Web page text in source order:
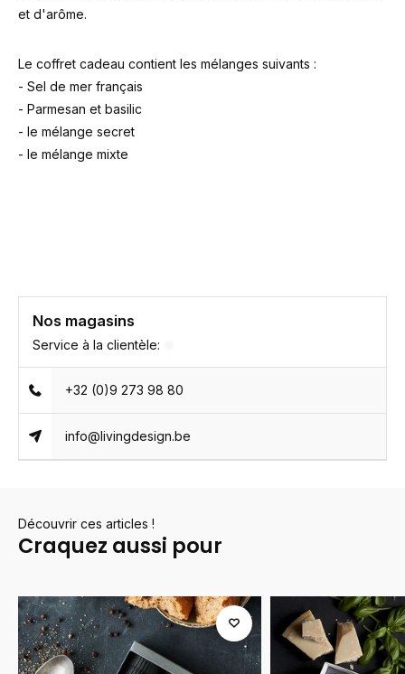
et d'arôme.
Le coffret cadeau contient les mélanges suivants :
- Sel de mer français
- Parmesan et basilic
- le mélange secret
- le mélange mixte
Nos magasins
Service à la clientèle:
+32 (0)9 273 98 80
info@livingdesign.be
Découvrir ces articles !
Craquez aussi pour